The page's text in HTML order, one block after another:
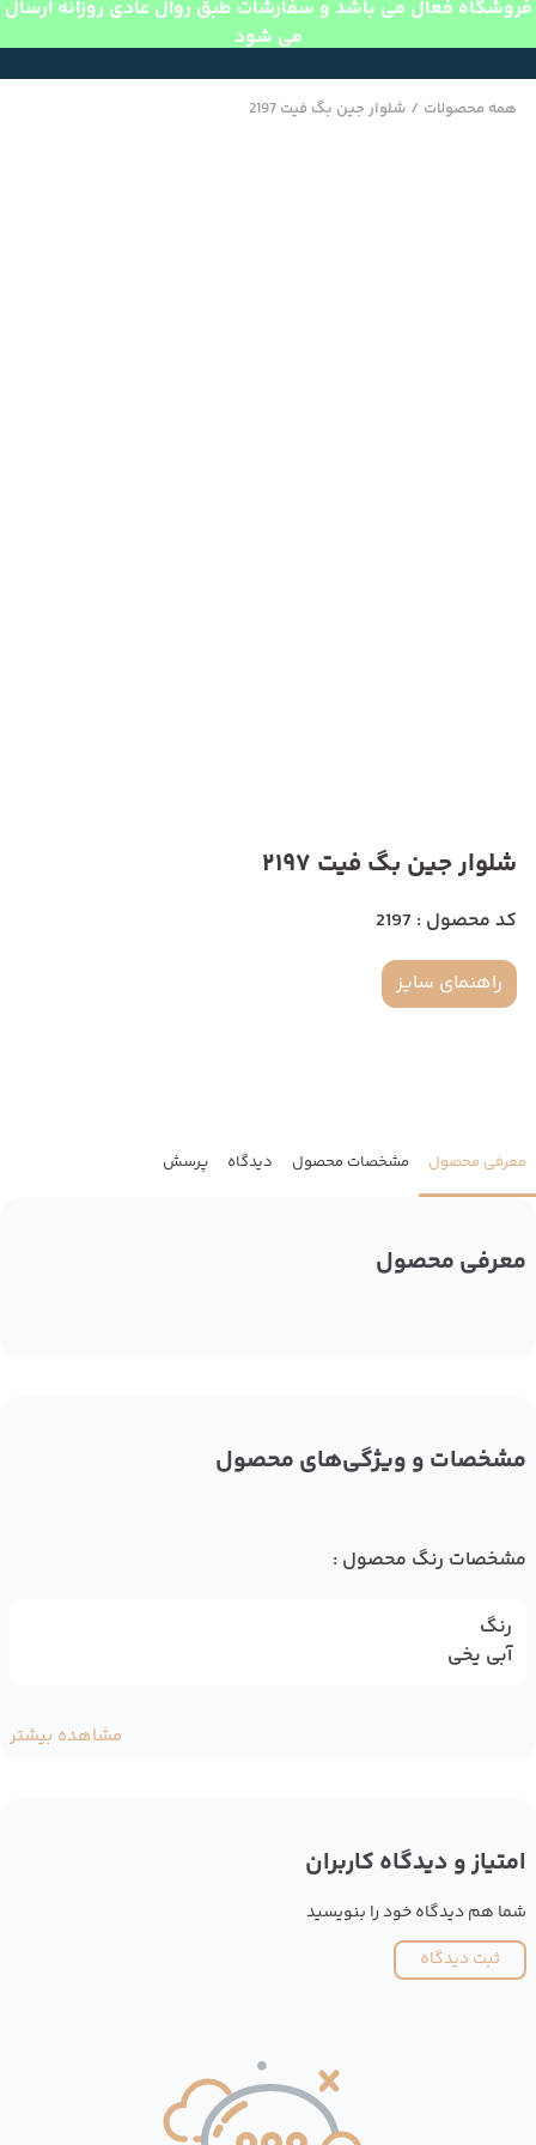
فروشگاه فعال می باشد و سفارشات طبق روال عادی روزانه ارسال
می شود
همه محصولات / شلوار جین بگ فیت 2197
شلوار جین بگ فیت 2197
کد محصول : 2197
راهنمای سایز
معرفی محصول مشخصات محصول دیدگاه پرسش
معرفی محصول
مشخصات و ویژگی‌های محصول
مشخصات رنگ محصول :
رنگ
آبی یخی
مشاهده بیشتر
امتیاز و دیدگاه کاربران
شما هم دیدگاه خود را بنویسید
ثبت دیدگاه